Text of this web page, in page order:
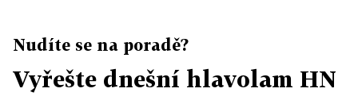
Nudíte se na poradě?
Vyřešte dnešní hlavolam HN